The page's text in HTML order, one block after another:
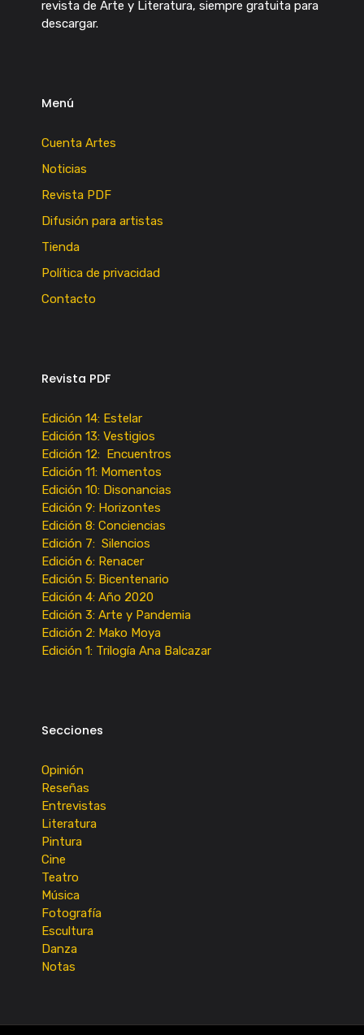
revista de Arte y Literatura, siempre gratuita para
descargar.
Menú
Cuenta Artes
Noticias
Revista PDF
Difusión para artistas
Tienda
Política de privacidad
Contacto
Revista PDF
Edición 14: Estelar
Edición 13: Vestigios
Edición 12: Encuentros
Edición 11: Momentos
Edición 10: Disonancias
Edición 9: Horizontes
Edición 8: Conciencias
Edición 7: Silencios
Edición 6: Renacer
Edición 5: Bicentenario
Edición 4: Año 2020
Edición 3: Arte y Pandemia
Edición 2: Mako Moya
Edición 1: Trilogía Ana Balcazar
Secciones
Opinión
Reseñas
Entrevistas
Literatura
Pintura
Cine
Teatro
Música
Fotografía
Escultura
Danza
Notas